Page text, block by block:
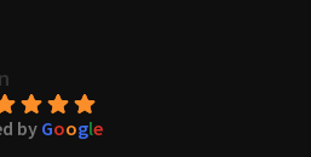
by Google